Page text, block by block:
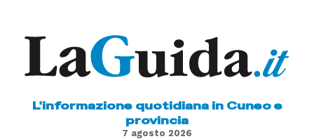
L'informazione quotidiana in Cuneo e
provincia
7 agosto 2026